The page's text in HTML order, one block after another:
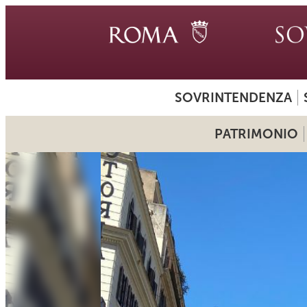
SOVRINTENDENZA
PATRIMONIO